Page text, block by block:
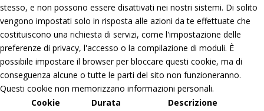
stesso, e non possono essere disattivati nei nostri sistemi. Di solito
vengono impostati solo in risposta alle azioni da te effettuate che
costituiscono una richiesta di servizi, come l'impostazione delle
preferenze di privacy, l'accesso o la compilazione di moduli. È
possibile impostare il browser per bloccare questi cookie, ma di
conseguenza alcune o tutte le parti del sito non funzioneranno.
Questi cookie non memorizzano informazioni personali.
Cookie
Durata Descrizione